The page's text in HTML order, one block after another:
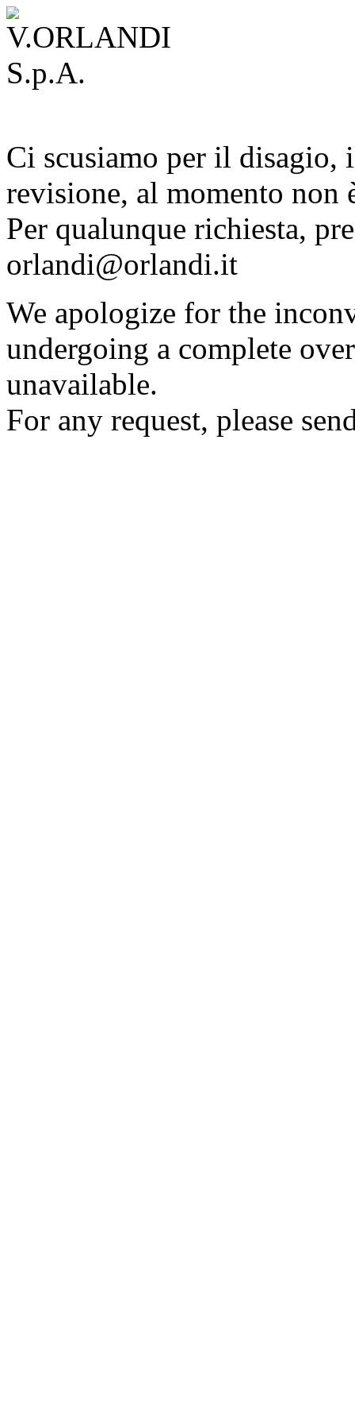
Ci scusiamo per il disagio,
revisione, al momento non
Per qualunque richiesta,
orlandi@orlandi.it
We apologize for the
undergoing a complete
unavailable.
For any request, please